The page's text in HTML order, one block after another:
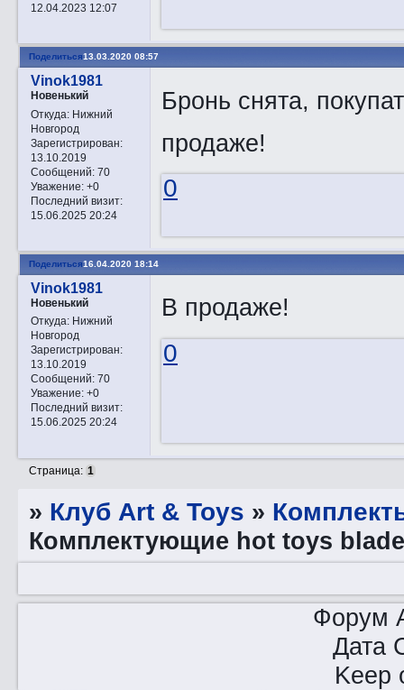
12.04.2023 12:07
Поделиться13.03.2020 08:57
Vinok1981
Новенький
Откуда:Нижний
Новгород
Зарегистрирован:
13.10.2019
Сообщений:70
Уважение: +0
Последний визит:
15.06.2025 20:24
Бронь снята,
продаже!
0
Поделиться16.04.2020 18:14
Vinok1981
Новенький
Откуда:Нижний
Новгород
Зарегистрирован:
13.10.2019
Сообщений:70
Уважение: +0
Последний визит:
15.06.2025 20:24
В продаже!
0
Страница: 1
» Клуб Art & Toys »
Комплектующие hot toys
Форум
Дата
Keep